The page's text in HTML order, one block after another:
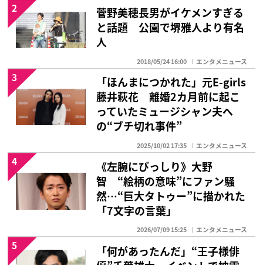
菅野美穂長男がイケメンすぎる
と話題 公園で堺雅人より有名
人
2018/05/24 16:00 エンタメニュース
2
「ほんまにつかれた」元E-girls
藤井萩花 離婚2カ月前に起こ
っていたミュージシャン夫へ
の“ブチ切れ事件”
2025/10/02 17:35 エンタメニュース
3
《左腕にびっしり》大野
智 “絵柄の意味”にファン騒
然…“巨大タトゥー”に描かれた
「7文字の言葉」
2026/07/09 15:25 エンタメニュース
4
「何があったんだ」“王子様俳
5